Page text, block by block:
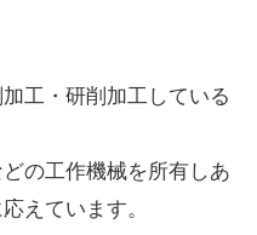
工・研削加工している
の工作機械を所有しあ
えています。